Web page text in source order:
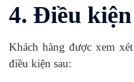
4. Điều
Khách hàng được xem
điều kiện sau: